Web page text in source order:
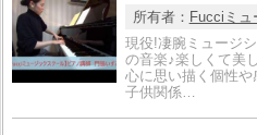
所有者： Fucciミュ
現役!凄腕ミュージ
の音楽♪楽しくて美
心に思い描く個性
子供関係…